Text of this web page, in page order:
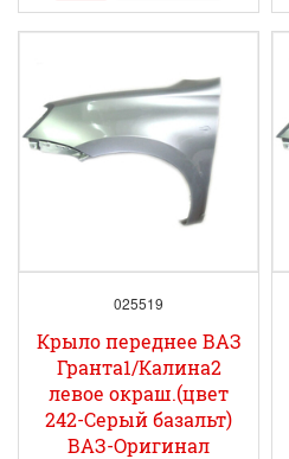
025519
Крыло переднее ВАЗ
Гранта1/Калина2
левое окраш.(цвет
242-Серый базальт)
ВАЗ-Оригинал